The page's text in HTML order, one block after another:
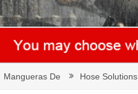
Mangueras De Hose Solutions